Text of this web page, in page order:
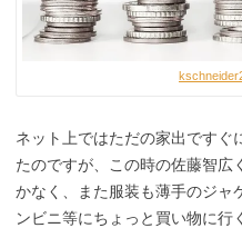
ネット上ではただの家出ですぐ
たのですが、この時の佐藤智広
かなく、また服装も薄手のジャ
ンビニ等にちょっと買い物に行